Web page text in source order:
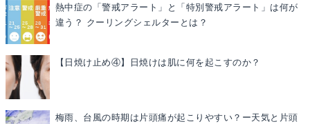
熱中症の「警戒アラート」と「特別警戒アラート」は何が
違う？ クーリングシェルターとは？
【日焼け止め④】日焼けは肌に何を起こすのか？
梅雨、台風の時期は片頭痛が起こりやすい？ー天気と片頭